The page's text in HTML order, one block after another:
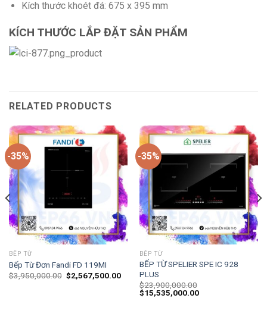
Kích thước khoét đá: 675 x 395 mm
KÍCH THƯỚC LẮP ĐẶT SẢN PHẨM
RELATED PRODUCTS
-35%
BẾP TỪ
Bếp Từ Đơn Fandi FD 119MI
$3,950,000.00 $2,567,500.00
-35%
BẾP TỪ
BẾP TỪ SPELIER SPE IC 928
PLUS
$23,900,000.00
$15,535,000.00